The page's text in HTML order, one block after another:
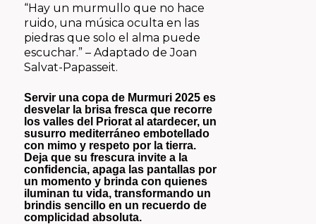
“Hay un murmullo que no hace
ruido, una música oculta en las
piedras que solo el alma puede
escuchar.”– Adaptado de Joan
Salvat-Papasseit.
Servir una copa de Murmuri 2025 es
desvelar la brisa fresca que recorre
los valles del Priorat al atardecer, un
susurro mediterráneo embotellado
con mimo y respeto por la tierra.
Deja que su frescura invite a la
confidencia, apaga las pantallas por
un momento y brinda con quienes
iluminan tu vida, transformando un
brindis sencillo en un recuerdo de
complicidad absoluta.